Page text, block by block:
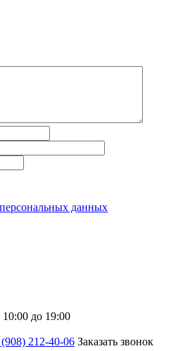
данных
до 19:00
212-40-06 Заказать звонок